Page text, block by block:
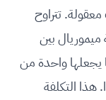
تتراوح
ميموريال بين
مما يجعلها واحدة من
هذا التكلفة